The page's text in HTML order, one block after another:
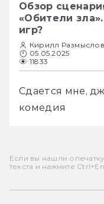
Обзор
«Обители
игр?
Кирилл
05.05.2025
11833
Сдается мне,
комедия
Если вы нашли
текста и нажмите